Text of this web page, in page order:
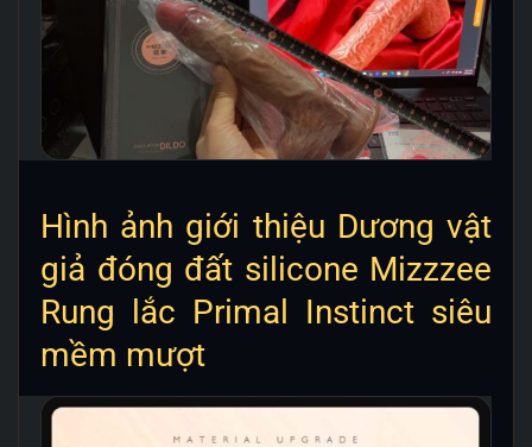
Hình ảnh giới thiệu Dương vật
giả đóng đất silicone Mizzzee
Rung lắc Primal Instinct siêu
mềm mượt